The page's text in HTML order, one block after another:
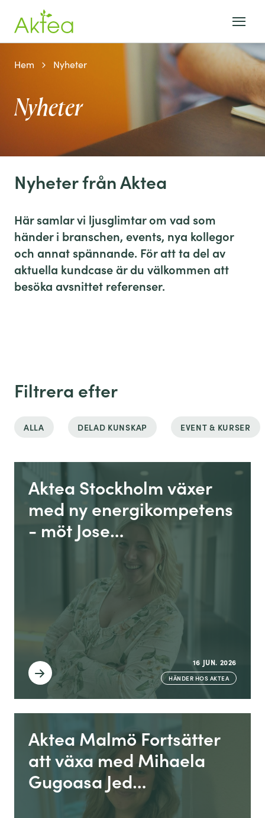
Hem Nyheter
Nyheter
Nyheter från Aktea
Här samlar vi ljusglimtar om vad som
händer i branschen, events, nya kollegor
och annat spännande. För att ta del av
aktuella kundcase är du välkommen att
besöka avsnittet referenser.
Filtrera efter
ALLA DELAD KUNSKAP EVENT & KURSER
Aktea Stockholm växer
med ny energikompetens
- möt Jose…
16 JUN. 2026
HÄNDER HOS AKTEA
Aktea Malmö Fortsätter
att växa med Mihaela
Gugoasa Jed…